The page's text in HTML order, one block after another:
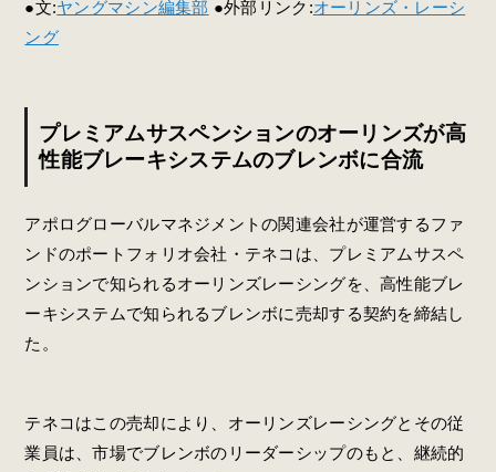
●文:ヤングマシン編集部 ●外部リンク:オーリンズ・レーシ
ング
プレミアムサスペンションのオーリンズが高
性能ブレーキシステムのブレンボに合流
アポログローバルマネジメントの関連会社が運営するファ
ンドのポートフォリオ会社・テネコは、プレミアムサスペ
ンションで知られるオーリンズレーシングを、高性能ブレ
ーキシステムで知られるブレンボに売却する契約を締結し
た。
テネコはこの売却により、オーリンズレーシングとその従
業員は、市場でブレンボのリーダーシップのもと、継続的